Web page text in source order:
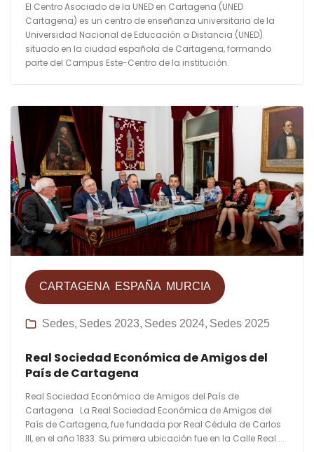
El Centro Asociado de la UNED en Cartagena (UNED
Cartagena) es un centro de enseñanza universitaria de la
Universidad Nacional de Educación a Distancia​ (UNED)
situado en la ciudad española de Cartagena, formando
parte del Campus Este-Centro de la institución.
CARTAGENA ESPAÑA MURCIA
Sedes Sedes 2023 Sedes 2024 Sedes 2025
Real Sociedad Económica de Amigos del
País de Cartagena
Real Sociedad Económica de Amigos del País de
Cartagena La Real Sociedad Económica de Amigos del
País de Cartagena, fue fundada por Real Cédula de Carlos
III, en el año 1833. Su primera ubicación fue en la Calle Real....